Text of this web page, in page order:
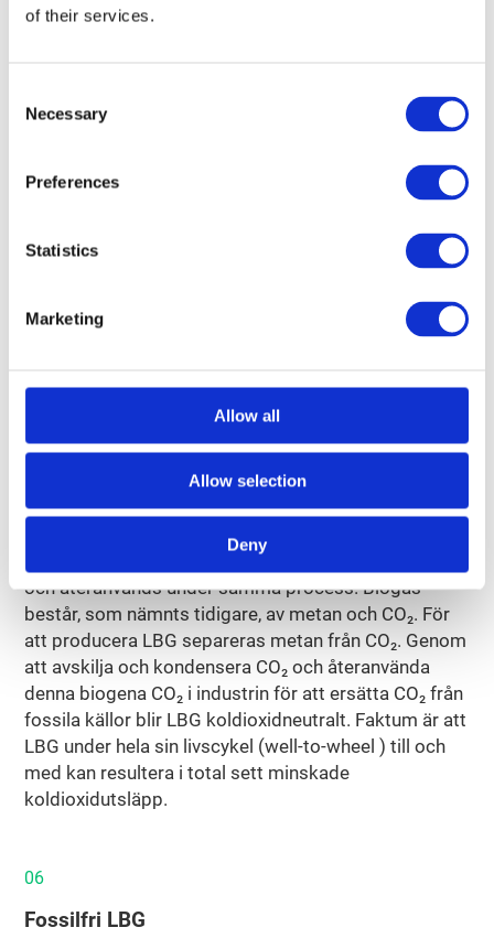
of their services.
Selection
Necessary
Preferences
Statistics
Marketing
Allow all
Allow selection
Deny
Utforska den tekniska och ekonomiska
kostnadsstruktur och intäktsoptimering.
Ladda ner vårt 2026 whitepaper
CO₂‑avskiljning och kondensering
Den energi som krävs för att producera drivmedelet
bidrar till dess koldioxidintensitet, särskilt om
energin inte kommer från förnybara källor. Vid
produktion av LBG från biogas kan dessa utsläpp
kompenseras genom att CO2 från biogasen avskiljs
och återanvänds under samma process. Biogas
består, som nämnts tidigare, av metan och CO₂. För
att producera LBG separeras metan från CO₂. Genom
att avskilja och kondensera CO₂ och återanvända
denna biogena CO₂ i industrin för att ersätta CO₂ från
fossila källor blir LBG koldioxidneutralt. Faktum är att
LBG under hela sin livscykel (well-to-wheel ) till och
med kan resultera i total sett minskade
koldioxidutsläpp.
06
Fossilfri LBG